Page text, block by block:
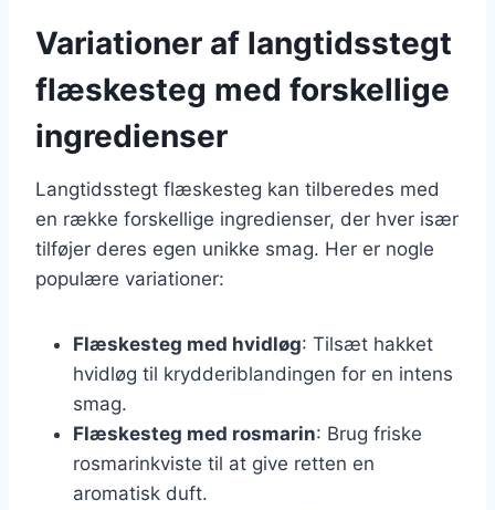
Variationer af langtidsstegt
flæskesteg med forskellige
ingredienser
Langtidsstegt flæskesteg kan tilberedes med
en række forskellige ingredienser, der hver især
tilføjer deres egen unikke smag. Her er nogle
populære variationer:
Flæskesteg med hvidløg: Tilsæt hakket
hvidløg til krydderiblandingen for en intens
smag.
Flæskesteg med rosmarin: Brug friske
rosmarinkviste til at give retten en
aromatisk duft.